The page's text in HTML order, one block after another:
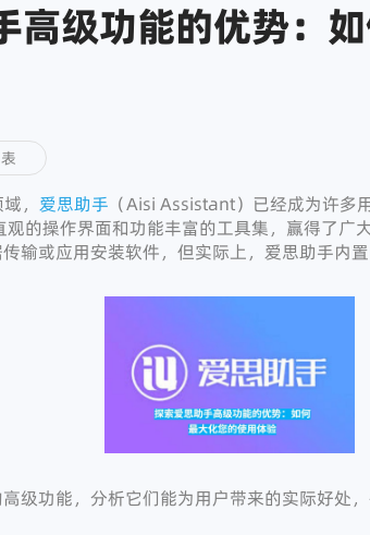
高级功能的优势：
， 爱思助手 （Aisi Assistant）已经成为许多
的操作界面和功能丰富的工具集，赢得了广
输或应用安装软件，但实际上，爱思助手内
级功能，分析它们能为用户带来的实际好处